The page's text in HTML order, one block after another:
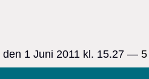
den 1 Juni 2011 kl. 15.27 —